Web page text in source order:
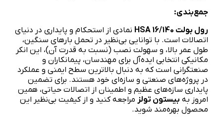
جمع‌بندی:
رول بولت HSA 16/140 نمادی از استحکام و پایداری در دنیای
اتصالات است. با توانایی بی‌نظیر در تحمل بارهای سنگین،
طول عمر بالا، و سهولت نصب (نسبت به قدرت آن)، این انکر
مکانیکی انتخابی ایده‌آل برای مهندسان، پیمانکاران و
صنعتگرانی است که به دنبال بالاترین سطح ایمنی و عملکرد
در پروژه‌های صنعتی و سازه‌ای خود هستند. برای تضمین
پایداری سازه‌های عظیم و اطمینان از اتصالات حیاتی، همین
امروز به بیستون تولز مراجعه کنید و از کیفیت بی‌نظیر این
محصول بهره‌مند شوید.